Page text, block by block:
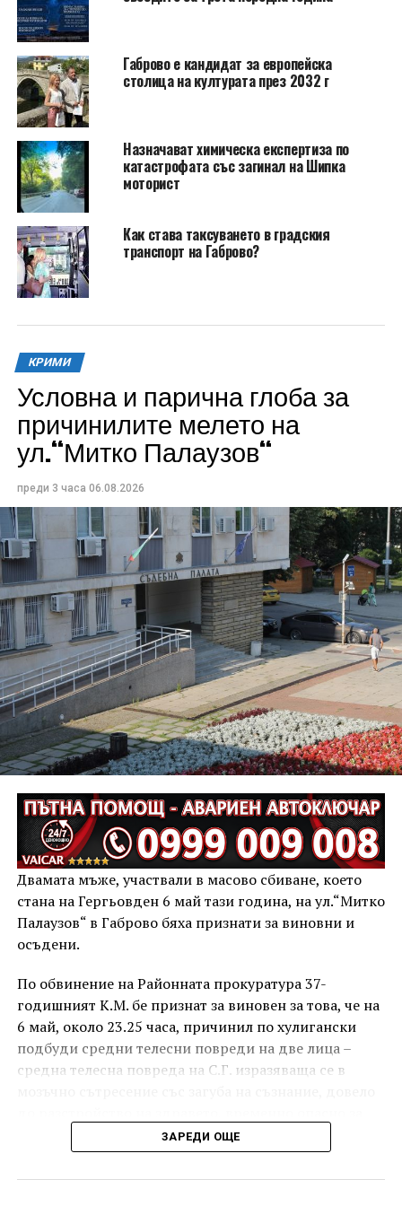
Габрово е кандидат за европейска
столица на културата през 2032 г
Назначават химическа експертиза по
катастрофата със загинал на Шипка
моторист
Как става таксуването в градския
транспорт на Габрово?
КРИМИ
Условна и парична глоба за
причинилите мелето на
ул.“Митко Палаузов“
преди 3 часа 06.08.2026
Двамата мъже, участвали в масово сбиване, което
стана на Гергьовден 6 май тази година, на ул.“Митко
Палаузов“ в Габрово бяха признати за виновни и
осъдени.
По обвинение на Районната прокуратура 37-
годишният К.М. бе признат за виновен за това, че на
6 май, около 23.25 часа, причинил по хулигански
подбуди средни телесни повреди на две лица –
средна телесна повреда на С.Г. изразяваща се в
живота, и лека телесна повреда на Х.С., която бе с
порезна рана на петия пръст на дясната ръка,
довела до разстройство на здравето, неопасно за
ЗАРЕДИ ОЩЕ